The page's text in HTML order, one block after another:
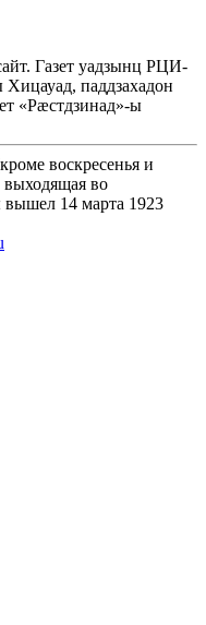
Газет уадзынц РЦИ-
паддзахадон
«Рæстдзинад»-ы
воскресенья и
выходящая во
вышел 14 марта 1923